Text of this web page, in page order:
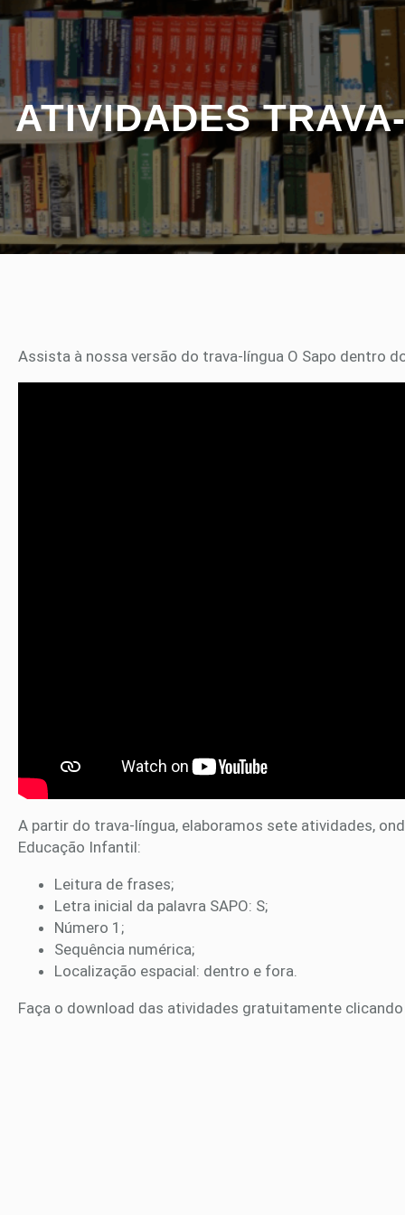
ATIVIDADES
Assista à nossa versão do trava-língua O Sapo dentro
A partir do trava-língua, elaboramos sete atividades,
Educação Infantil:
Leitura de frases;
Letra inicial da palavra SAPO: S;
Número 1;
Sequência numérica;
Localização espacial: dentro e fora.
Faça o download das atividades gratuitamente